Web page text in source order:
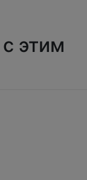
этим